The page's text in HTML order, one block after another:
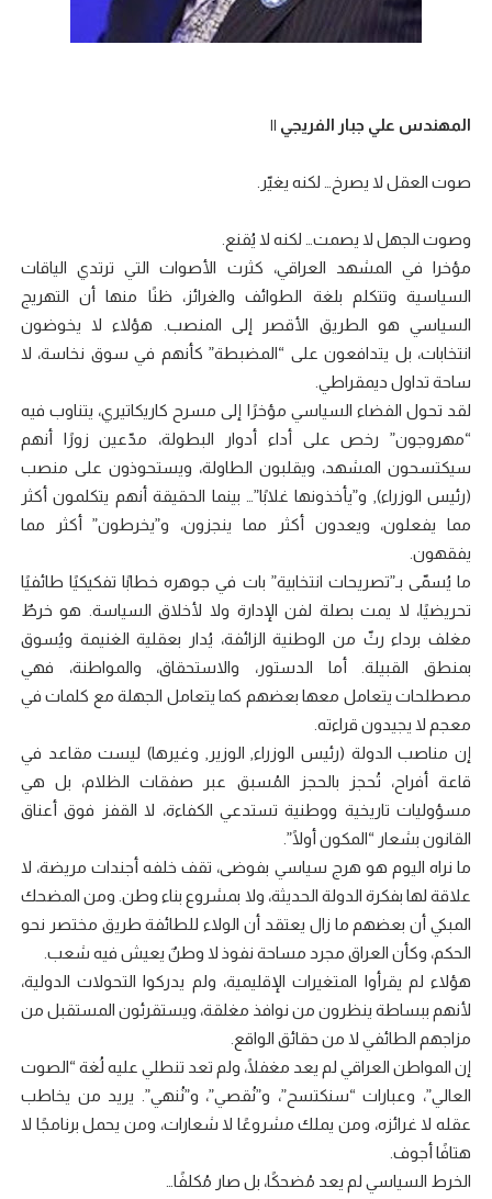
المهندس علي جبار الفريجي ||
صوت العقل لا يصرخ… لكنه يغيّر.
وصوت الجهل لا يصمت… لكنه لا يُقنع.
مؤخرا في المشهد العراقي، كثرت الأصوات التي ترتدي الياقات
السياسية وتتكلم بلغة الطوائف والغرائز، ظنًا منها أن التهريج
السياسي هو الطريق الأقصر إلى المنصب. هؤلاء لا يخوضون
انتخابات، بل يتدافعون على “المضبطة” كأنهم في سوق نخاسة، لا
ساحة تداول ديمقراطي.
لقد تحول الفضاء السياسي مؤخرًا إلى مسرح كاريكاتيري، يتناوب فيه
“مهروجون” رخص على أداء أدوار البطولة، مدّعين زورًا أنهم
سيكتسحون المشهد، ويقلبون الطاولة، ويستحوذون على منصب
(رئيس الوزراء), و”يأخذونها غلابًا”… بينما الحقيقة أنهم يتكلمون أكثر
مما يفعلون، ويعدون أكثر مما ينجزون، و”يخرطون” أكثر مما
يفقهون.
ما يُسمّى بـ”تصريحات انتخابية” بات في جوهره خطابًا تفكيكيًا طائفيًا
تحريضيًا، لا يمت بصلة لفن الإدارة ولا لأخلاق السياسة. هو خرطٌ
مغلف برداء رثّ من الوطنية الزائفة، يُدار بعقلية الغنيمة ويُسوق
بمنطق القبيلة. أما الدستور، والاستحقاق، والمواطنة، فهي
مصطلحات يتعامل معها بعضهم كما يتعامل الجهلة مع كلمات في
معجم لا يجيدون قراءته.
إن مناصب الدولة (رئيس الوزراء, الوزير, وغيرها) ليست مقاعد في
قاعة أفراح، تُحجز بالحجز المُسبق عبر صفقات الظلام، بل هي
مسؤوليات تاريخية ووطنية تستدعي الكفاءة، لا القفز فوق أعناق
القانون بشعار “المكون أولًا”.
ما نراه اليوم هو هرج سياسي بفوضى، تقف خلفه أجندات مريضة، لا
علاقة لها بفكرة الدولة الحديثة، ولا بمشروع بناء وطن. ومن المضحك
المبكي أن بعضهم ما زال يعتقد أن الولاء للطائفة طريق مختصر نحو
الحكم، وكأن العراق مجرد مساحة نفوذ لا وطنٌ يعيش فيه شعب.
هؤلاء لم يقرأوا المتغيرات الإقليمية، ولم يدركوا التحولات الدولية،
لأنهم ببساطة ينظرون من نوافذ مغلقة، ويستقرئون المستقبل من
مزاجهم الطائفي لا من حقائق الواقع.
إن المواطن العراقي لم يعد مغفلًا، ولم تعد تنطلي عليه لُغة “الصوت
العالي”، وعبارات “سنكتسح”، و”نُقصي”، و”نُنهي”. يريد من يخاطب
عقله لا غرائزه، ومن يملك مشروعًا لا شعارات، ومن يحمل برنامجًا لا
هتافًا أجوف.
الخرط السياسي لم يعد مُضحكًا، بل صار مُكلفًا…